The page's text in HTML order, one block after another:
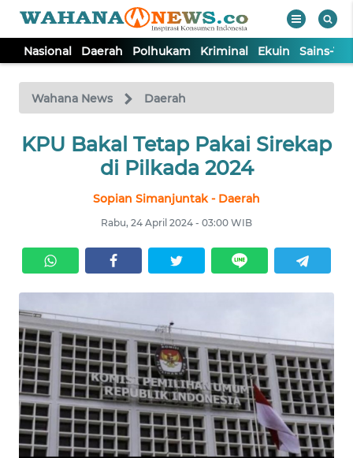
Nasional Daerah Polhukam Kriminal Ekuin Sains-
Wahana News Daerah
KPU Bakal Tetap Pakai Sirekap
di Pilkada 2024
Sopian Simanjuntak - Daerah
Rabu, 24 April 2024 - 03:00 WIB
TV
Tutup
NASIONAL
KRIMINAL
EKUIN
SAINS-TEKNO
KESEHATAN
INTERNASIONAL